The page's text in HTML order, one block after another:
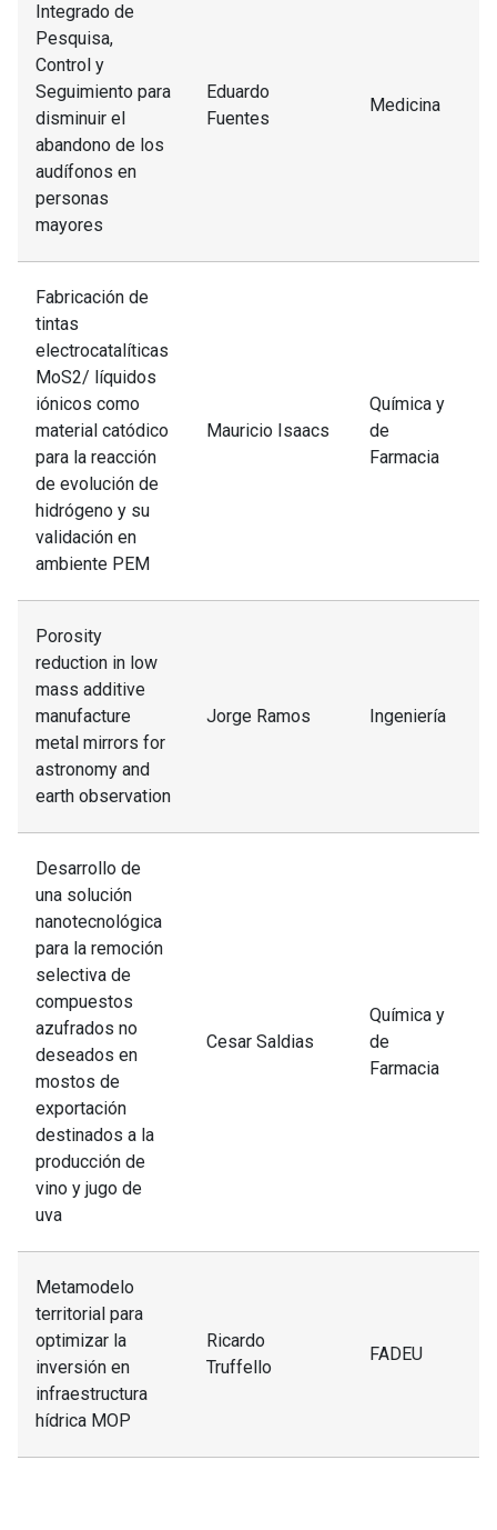
Integrado de
Pesquisa,
Control y
Seguimiento para
disminuir el
abandono de los
audífonos en
personas
mayores
Eduardo
Fuentes
Medicina
Fabricación de
tintas
electrocatalíticas
MoS2/ líquidos
iónicos como
material catódico
para la reacción
de evolución de
hidrógeno y su
validación en
ambiente PEM
Mauricio Isaacs
Química y
de
Farmacia
Porosity
reduction in low
mass additive
manufacture
metal mirrors for
astronomy and
earth observation
Jorge Ramos Ingeniería
Desarrollo de
una solución
nanotecnológica
para la remoción
selectiva de
compuestos
azufrados no
deseados en
mostos de
exportación
destinados a la
producción de
vino y jugo de
uva
Cesar Saldias
Química y
de
Farmacia
Metamodelo
territorial para
optimizar la
inversión en
infraestructura
hídrica MOP
Ricardo
Truffello
FADEU